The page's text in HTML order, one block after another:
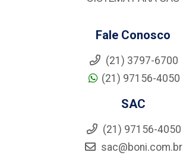
Fale Conosco
(21) 3797-6700
(21) 97156-4050
SAC
(21) 97156-4050
sac@boni.com.br